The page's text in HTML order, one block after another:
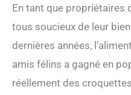
En tant que propriétaires
tous soucieux de leur
dernières années,
amis félins a gagné en
réellement des